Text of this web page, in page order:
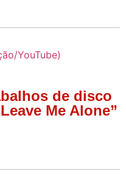
de disco
Me Alone”